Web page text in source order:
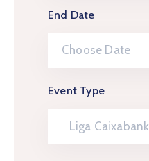
End Date
Event Type
Liga